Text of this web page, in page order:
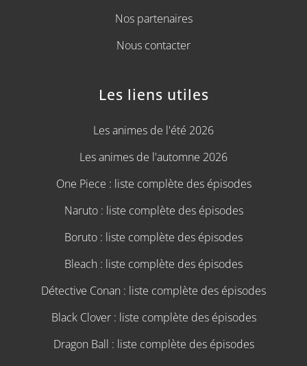
Nos partenaires
Nous contacter
Les liens utiles
Les animes de l'été 2026
Les animes de l'automne 2026
One Piece : liste complète des épisodes
Naruto : liste complète des épisodes
Boruto : liste complète des épisodes
Bleach : liste complète des épisodes
Détective Conan : liste complète des épisodes
Black Clover : liste complète des épisodes
Dragon Ball : liste complète des épisodes